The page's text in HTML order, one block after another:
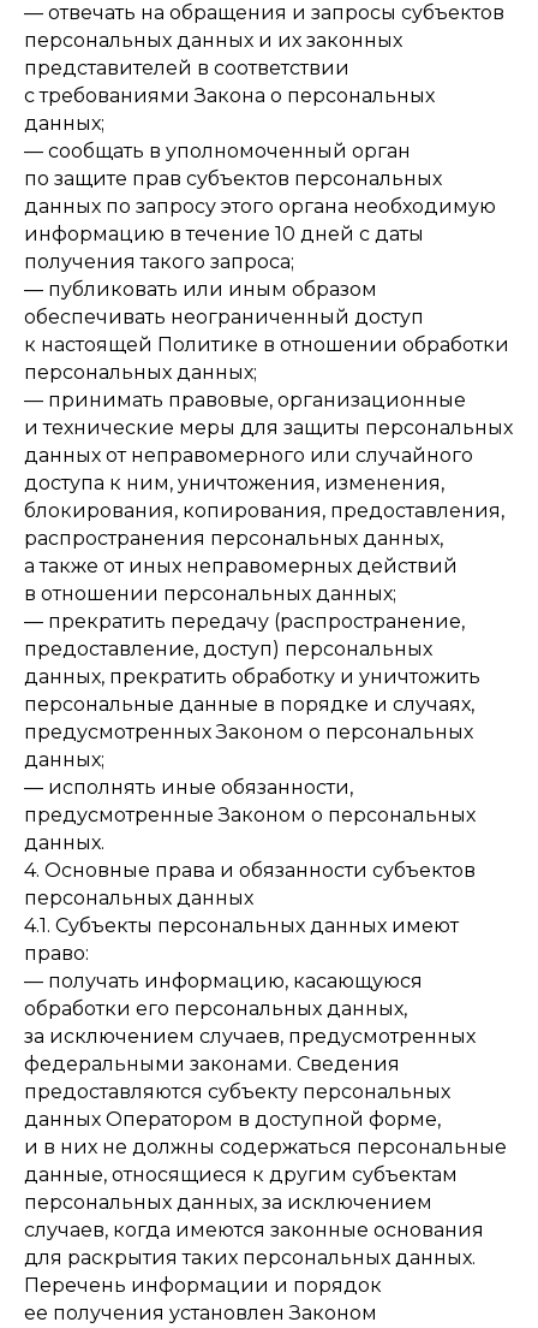
— отвечать на обращения и запросы субъектов
персональных данных и их законных
представителей в соответствии
с требованиями Закона о персональных
данных;
— сообщать в уполномоченный орган
по защите прав субъектов персональных
данных по запросу этого органа необходимую
информацию в течение 10 дней с даты
получения такого запроса;
— публиковать или иным образом
обеспечивать неограниченный доступ
к настоящей Политике в отношении обработки
персональных данных;
— принимать правовые, организационные
и технические меры для защиты персональных
данных от неправомерного или случайного
доступа к ним, уничтожения, изменения,
блокирования, копирования, предоставления,
распространения персональных данных,
а также от иных неправомерных действий
в отношении персональных данных;
— прекратить передачу (распространение,
предоставление, доступ) персональных
данных, прекратить обработку и уничтожить
персональные данные в порядке и случаях,
предусмотренных Законом о персональных
данных;
— исполнять иные обязанности,
предусмотренные Законом о персональных
данных.
4. Основные права и обязанности субъектов
персональных данных
4.1. Субъекты персональных данных имеют
право:
— получать информацию, касающуюся
обработки его персональных данных,
за исключением случаев, предусмотренных
федеральными законами. Сведения
предоставляются субъекту персональных
данных Оператором в доступной форме,
и в них не должны содержаться персональные
данные, относящиеся к другим субъектам
персональных данных, за исключением
случаев, когда имеются законные основания
для раскрытия таких персональных данных.
Перечень информации и порядок
ее получения установлен Законом